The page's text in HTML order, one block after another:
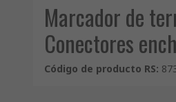
Marcador de
Conectores
Código de producto RS: